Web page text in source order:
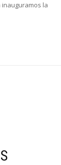
inauguramos la